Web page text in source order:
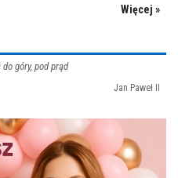
Więcej »
góry, pod prąd
Jan Paweł II